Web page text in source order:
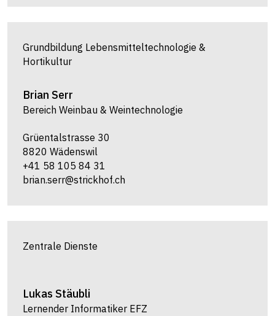
Grundbildung Lebensmitteltechnologie &
Hortikultur
Brian Serr
Bereich Weinbau & Weintechnologie
Grüentalstrasse 30
8820 Wädenswil
+41 58 105 84 31
brian.serr@strickhof.ch
Zentrale Dienste
Lukas Stäubli
Lernender Informatiker EFZ